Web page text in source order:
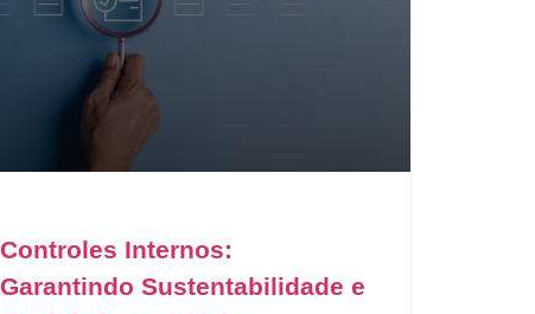
Controles Internos:
Garantindo Sustentabilidade e